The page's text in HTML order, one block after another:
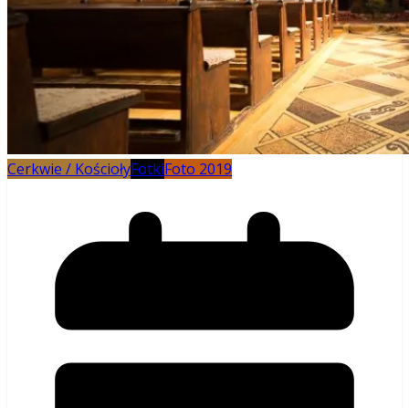
Cerkwie / KościołyFotkiFoto 2019